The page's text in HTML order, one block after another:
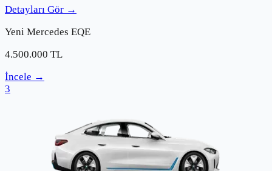
Detayları Gör →
Yeni Mercedes EQE
4.500.000 TL
İncele →
3